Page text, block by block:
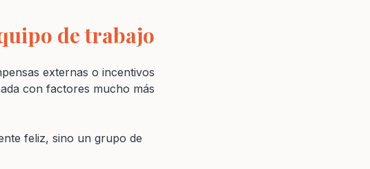
de trabajo
externas o incentivos
con factores mucho más
feliz, sino un grupo de